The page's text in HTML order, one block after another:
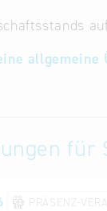
allgemeine
für
PRÄSENZ-